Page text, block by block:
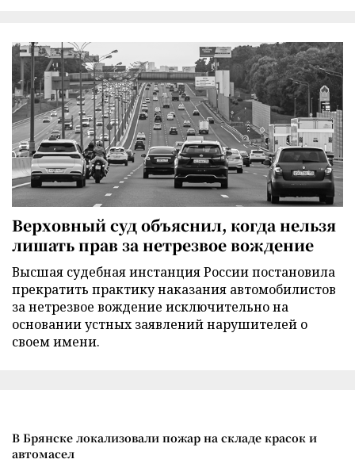
Верховный суд объяснил, когда нельзя
лишать прав за нетрезвое вождение
Высшая судебная инстанция России постановила
прекратить практику наказания автомобилистов
за нетрезвое вождение исключительно на
основании устных заявлений нарушителей о
своем имени.
В Брянске локализовали пожар на складе красок и
автомасел